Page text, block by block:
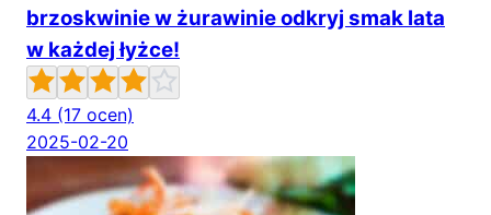
brzoskwinie w żurawinie odkryj smak lata
w każdej łyżce!
4.4 (17 ocen)
2025-02-20